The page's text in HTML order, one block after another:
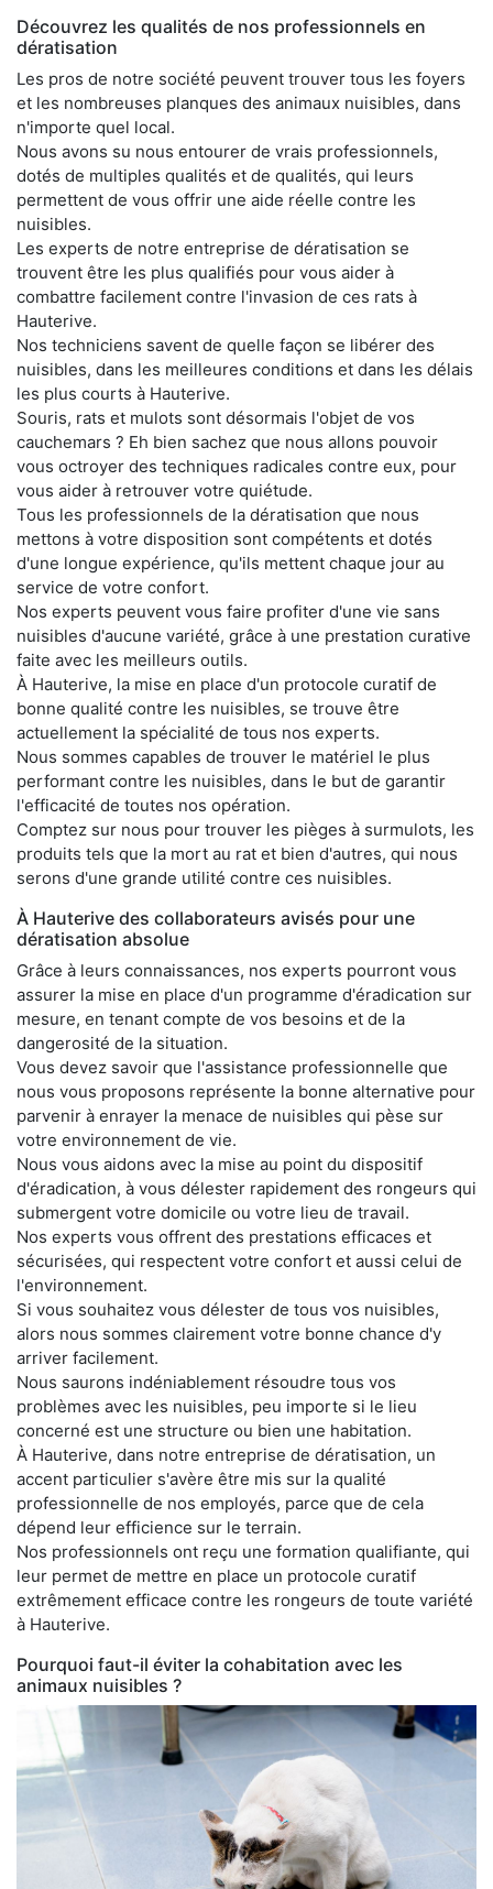
Découvrez les qualités de nos professionnels en
dératisation
Les pros de notre société peuvent trouver tous les foyers
et les nombreuses planques des animaux nuisibles, dans
n'importe quel local.
Nous avons su nous entourer de vrais professionnels,
dotés de multiples qualités et de qualités, qui leurs
permettent de vous offrir une aide réelle contre les
nuisibles.
Les experts de notre entreprise de dératisation se
trouvent être les plus qualifiés pour vous aider à
combattre facilement contre l'invasion de ces rats à
Hauterive.
Nos techniciens savent de quelle façon se libérer des
nuisibles, dans les meilleures conditions et dans les délais
les plus courts à Hauterive.
Souris, rats et mulots sont désormais l'objet de vos
cauchemars ? Eh bien sachez que nous allons pouvoir
vous octroyer des techniques radicales contre eux, pour
vous aider à retrouver votre quiétude.
Tous les professionnels de la dératisation que nous
mettons à votre disposition sont compétents et dotés
d'une longue expérience, qu'ils mettent chaque jour au
service de votre confort.
Nos experts peuvent vous faire profiter d'une vie sans
nuisibles d'aucune variété, grâce à une prestation curative
faite avec les meilleurs outils.
À Hauterive, la mise en place d'un protocole curatif de
bonne qualité contre les nuisibles, se trouve être
actuellement la spécialité de tous nos experts.
Nous sommes capables de trouver le matériel le plus
performant contre les nuisibles, dans le but de garantir
l'efficacité de toutes nos opération.
Comptez sur nous pour trouver les pièges à surmulots, les
produits tels que la mort au rat et bien d'autres, qui nous
serons d'une grande utilité contre ces nuisibles.
À Hauterive des collaborateurs avisés pour une
dératisation absolue
Grâce à leurs connaissances, nos experts pourront vous
assurer la mise en place d'un programme d'éradication sur
mesure, en tenant compte de vos besoins et de la
dangerosité de la situation.
Vous devez savoir que l'assistance professionnelle que
nous vous proposons représente la bonne alternative pour
parvenir à enrayer la menace de nuisibles qui pèse sur
votre environnement de vie.
Nous vous aidons avec la mise au point du dispositif
d'éradication, à vous délester rapidement des rongeurs qui
submergent votre domicile ou votre lieu de travail.
Nos experts vous offrent des prestations efficaces et
sécurisées, qui respectent votre confort et aussi celui de
l'environnement.
Si vous souhaitez vous délester de tous vos nuisibles,
alors nous sommes clairement votre bonne chance d'y
arriver facilement.
Nous saurons indéniablement résoudre tous vos
problèmes avec les nuisibles, peu importe si le lieu
concerné est une structure ou bien une habitation.
À Hauterive, dans notre entreprise de dératisation, un
accent particulier s'avère être mis sur la qualité
professionnelle de nos employés, parce que de cela
dépend leur efficience sur le terrain.
Nos professionnels ont reçu une formation qualifiante, qui
leur permet de mettre en place un protocole curatif
extrêmement efficace contre les rongeurs de toute variété
à Hauterive.
Pourquoi faut-il éviter la cohabitation avec les
animaux nuisibles ?